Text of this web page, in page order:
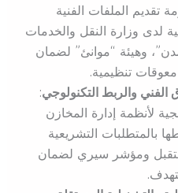
تقديم الملفات الفنية
لدى وزارة النقل والخدمات
وهيئة “موانئ” لضمان
تنظيمية.
والربط التكنولوجي:
لأنظمة إدارة المخازن
بالمتطلبات التشريعية
ومؤشر سيري لضمان